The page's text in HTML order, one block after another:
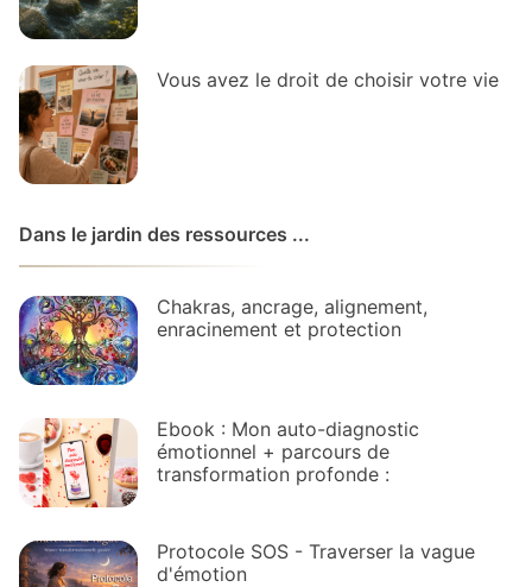
Vous avez le droit de choisir votre vie
Dans le jardin des ressources ...
Chakras, ancrage, alignement,
enracinement et protection
Ebook : Mon auto-diagnostic
émotionnel + parcours de
transformation profonde :
Protocole SOS - Traverser la vague
d'émotion